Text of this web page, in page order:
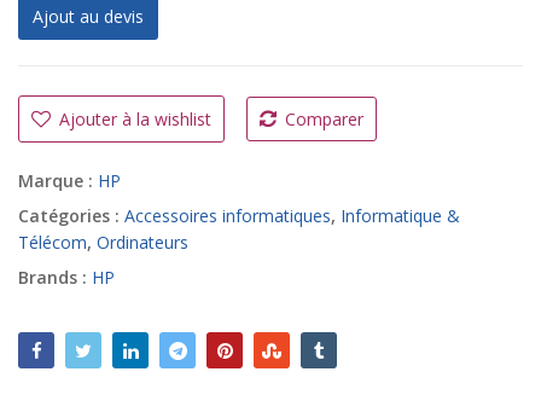
Ajout au devis
t
n
a
t
v
Ajouter à la wishlist Comparer
Marque : HP
Catégories : Accessoires informatiques, Informatique &
Télécom, Ordinateurs
Brands : HP